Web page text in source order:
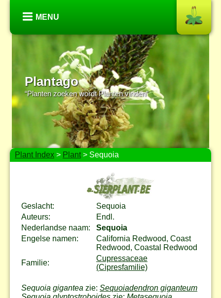
MENU
Plantago
“Planten zoeken wordt Planten vinden”
Plant Index > Plant> Sequoia
Geslacht:
Sequoia
Auteurs:
Endl.
Nederlandse naam:
Sequoia
Engelse namen:
California Redwood, Coast
Redwood, Coastal Redwood
Familie:
Cupressaceae
(Cipresfamilie)
Sequoia gigantea zie: Sequoiadendron giganteum